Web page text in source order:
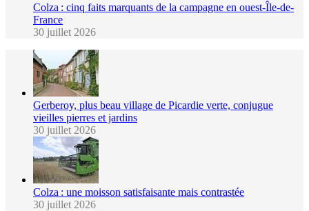
Colza : cinq faits marquants de la campagne en ouest-Île-de-
France
30 juillet 2026
Gerberoy, plus beau village de Picardie verte, conjugue
vieilles pierres et jardins
30 juillet 2026
Colza : une moisson satisfaisante mais contrastée
30 juillet 2026